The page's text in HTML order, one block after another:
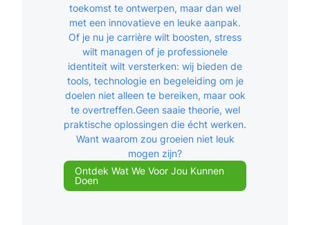
toekomst te ontwerpen, maar dan wel
met een innovatieve en leuke aanpak.
Of je nu je carrière wilt boosten, stress
wilt managen of je professionele
identiteit wilt versterken: wij bieden de
tools, technologie en begeleiding om je
doelen niet alleen te bereiken, maar ook
te overtreffen.Geen saaie theorie, wel
praktische oplossingen die écht werken.
Want waarom zou groeien niet leuk
mogen zijn?
Ontdek Wat We Voor Jou Kunnen
Doen